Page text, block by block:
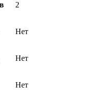
2
Нет
Нет
Нет